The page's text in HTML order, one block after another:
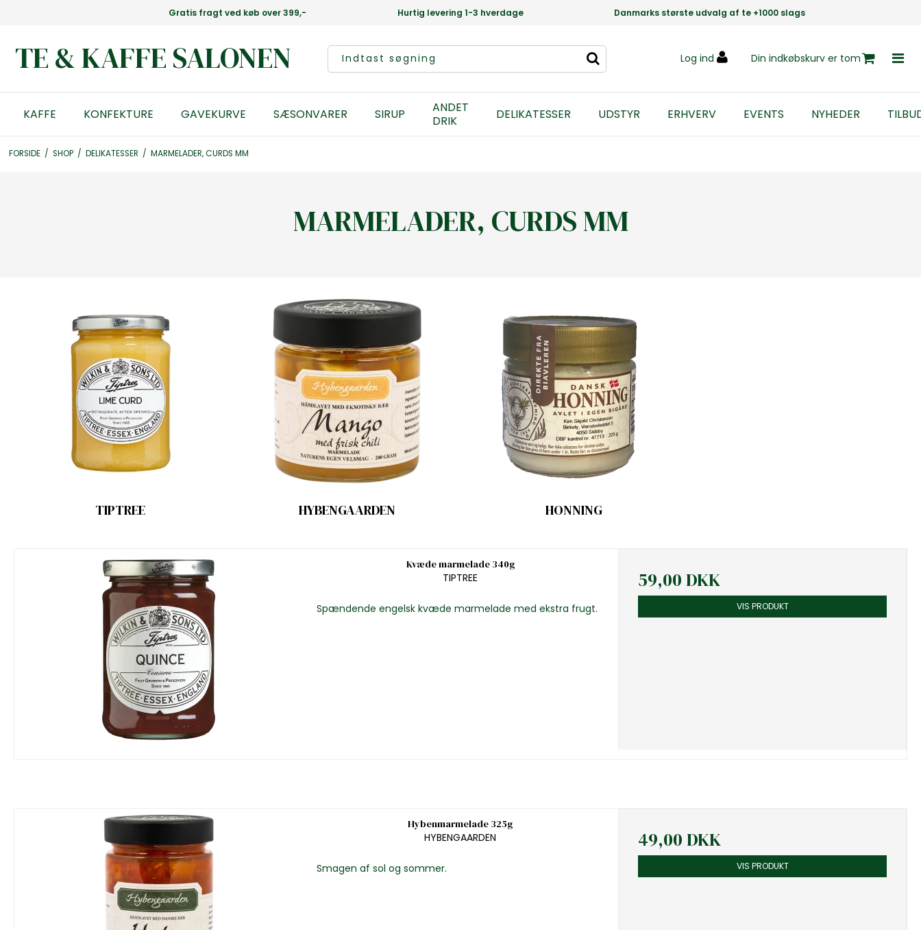
Gratis fragt ved køb over 399,- Hurtig levering 1-3 hverdage Danmarks største udvalg af te +1000 slags
TE & KAFFE SALONEN Log ind Din indkøbskurv er tom
KAFFE KONFEKTURE GAVEKURVE SÆSONVARER SIRUP
ANDET
DRIK
DELIKATESSER UDSTYR ERHVERV EVENTS NYHEDER
FORSIDE / SHOP / DELIKATESSER / MARMELADER, CURDS MM
MARMELADER, CURDS MM
TIPTREE HYBENGAARDEN HONNING
Kvæde marmelade 340g
TIPTREE
Spændende engelsk kvæde marmelade med ekstra frugt.
59,00 DKK
VIS PRODUKT
Hybenmarmelade 325g
HYBENGAARDEN
Smagen af sol og sommer.
49,00 DKK
VIS PRODUKT